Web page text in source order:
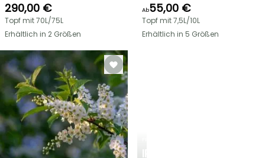
IRIS
290,00 €
Topf mit 70L/75L
Erhältlich in 2 Größen
Ab55,00 €
Topf mit 7,5L/10L
Erhältlich in 5 Größen